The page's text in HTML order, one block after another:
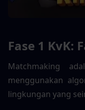
Fase 1 KvK:
Matchmaking
menggunakan
lingkungan yang